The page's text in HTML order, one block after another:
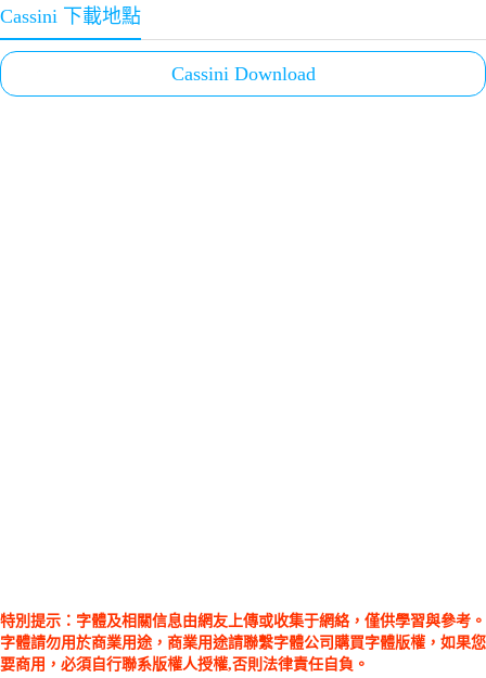
Cassini 下載地點
Cassini Download
特別提示：字體及相關信息由網友上傳或收集于網絡，僅供學習與參考。
字體請勿用於商業用途，商業用途請聯繫字體公司購買字體版權，如果您
要商用，必須自行聯系版權人授權,否則法律責任自負。